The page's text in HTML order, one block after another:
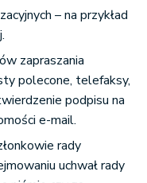
– na przykład
zapraszania
polecone, telefaksy,
podpisu na
e-mail.
rady
uchwał rady